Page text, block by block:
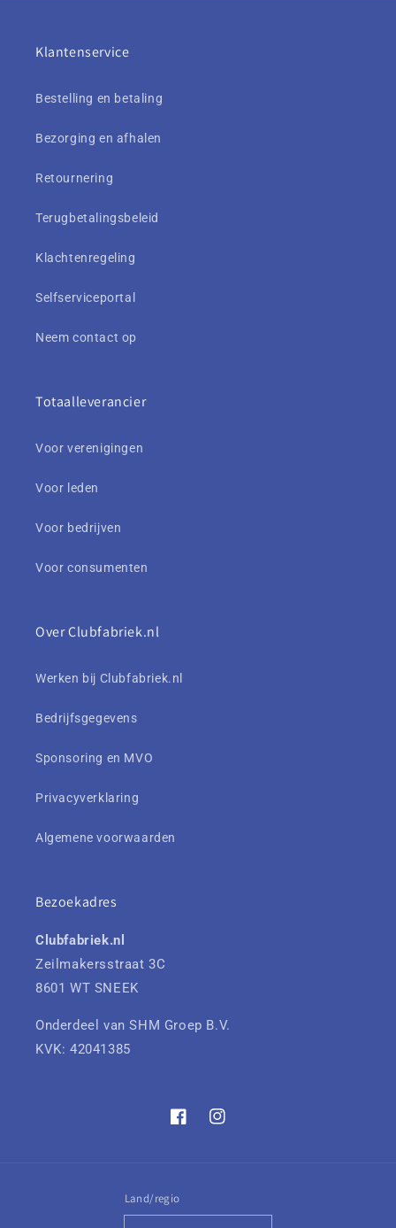
Klantenservice
Bestelling en betaling
Bezorging en afhalen
Retournering
Terugbetalingsbeleid
Klachtenregeling
Selfserviceportal
Neem contact op
Totaalleverancier
Voor verenigingen
Voor leden
Voor bedrijven
Voor consumenten
Over Clubfabriek.nl
Werken bij Clubfabriek.nl
Bedrijfsgegevens
Sponsoring en MVO
Privacyverklaring
Algemene voorwaarden
Bezoekadres
Clubfabriek.nl
Zeilmakersstraat 3C
8601 WT SNEEK
Onderdeel van SHM Groep B.V.
KVK: 42041385
FacebookInstagram
Land/regio